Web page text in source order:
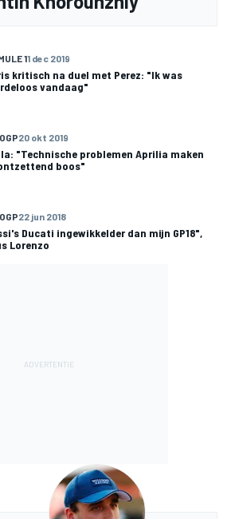
11 dec 2019
kritisch na duel met Perez: "Ik was
vandaag"
20 okt 2019
"Technische problemen Aprilia maken
boos"
22 jun 2018
Ducati ingewikkelder dan mijn GP18",
Lorenzo